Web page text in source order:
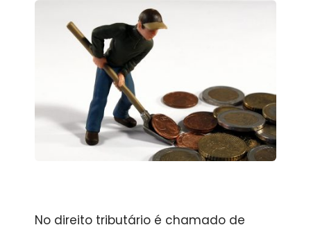
No direito tributário é chamado de